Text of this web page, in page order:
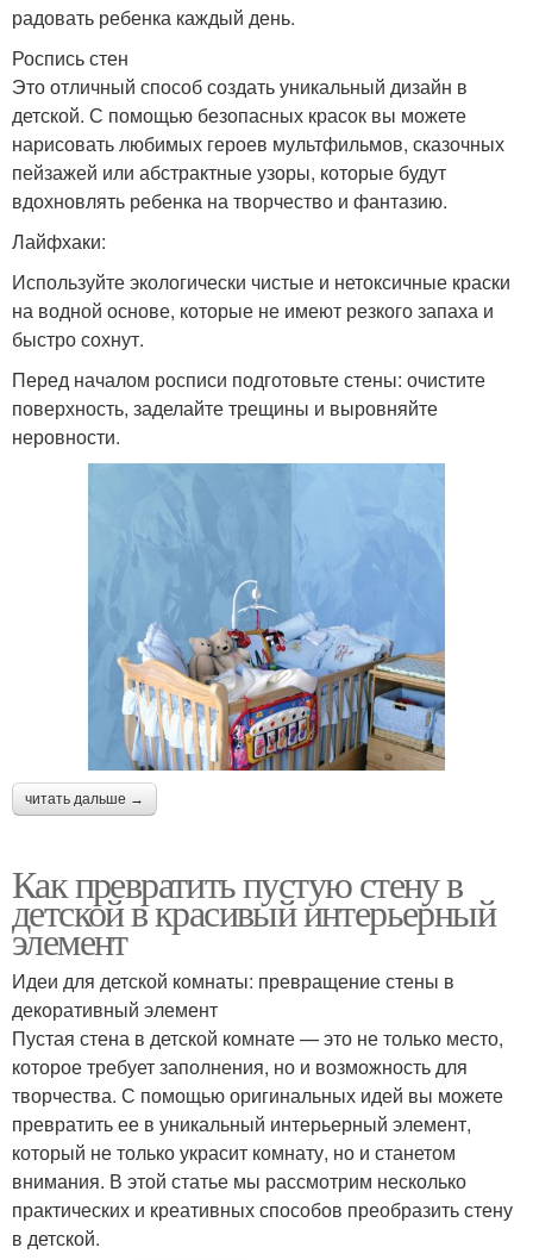
радовать ребенка каждый день.
Роспись стен
Это отличный способ создать уникальный дизайн в
детской. С помощью безопасных красок вы можете
нарисовать любимых героев мультфильмов, сказочных
пейзажей или абстрактные узоры, которые будут
вдохновлять ребенка на творчество и фантазию.
Лайфхаки:
Используйте экологически чистые и нетоксичные краски
на водной основе, которые не имеют резкого запаха и
быстро сохнут.
Перед началом росписи подготовьте стены: очистите
поверхность, заделайте трещины и выровняйте
неровности.
читать дальше →
Как превратить пустую стену в
детской в красивый интерьерный
элемент
Идеи для детской комнаты: превращение стены в
декоративный элемент
Пустая стена в детской комнате — это не только место,
которое требует заполнения, но и возможность для
творчества. С помощью оригинальных идей вы можете
превратить ее в уникальный интерьерный элемент,
который не только украсит комнату, но и станетом
внимания. В этой статье мы рассмотрим несколько
практических и креативных способов преобразить стену
в детской.